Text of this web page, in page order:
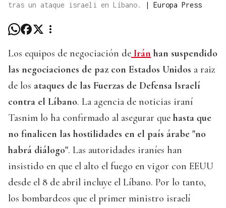
tras un ataque israeli en Líbano.
| Europa Press
Los equipos de negociación de Irán han suspendido
las negociaciones de paz con Estados Unidos a raiz
de los ataques de las Fuerzas de Defensa Israelí
contra el Líbano. La agencia de noticias iraní
Tasnim lo ha confirmado al asegurar que hasta que
no finalicen las hostilidades en el país árabe "no
habrá diálogo". Las autoridades iraníes han
insistido en que el alto el fuego en vigor con EEUU
desde el 8 de abril incluye el Líbano. Por lo tanto,
los bombardeos que el primer ministro israelí